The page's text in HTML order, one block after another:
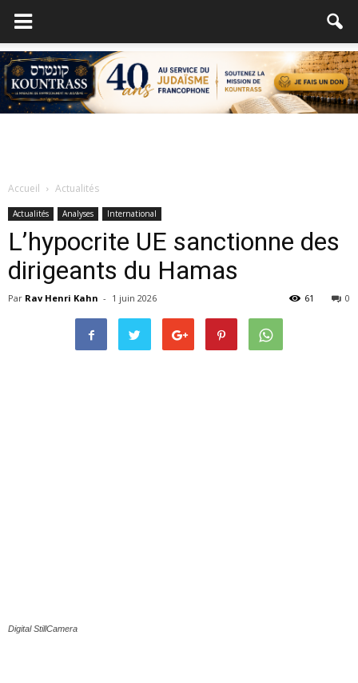
Accueil Actualités
Actualités Analyses International
L’hypocrite UE sanctionne des
dirigeants du Hamas
Par Rav Henri Kahn - 1 juin 2026 0
61
Digital StillCamera